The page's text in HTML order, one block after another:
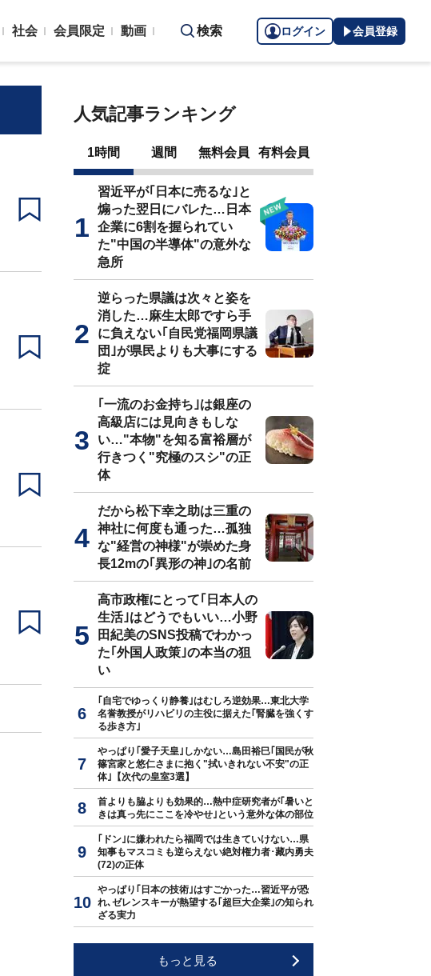
社会 会員限定 動画 検索 ログイン 会員登録
人気記事ランキング
1時間 週間 無料会員 有料会員
習近平が｢日本に売るな｣と
煽った翌日にバレた…日本
企業に6割を握られてい
た"中国の半導体"の意外な
急所
逆らった県議は次々と姿を
消した…麻生太郎ですら手
に負えない｢自民党福岡県議
団｣が県民よりも大事にする
掟
｢一流のお金持ち｣は銀座の
高級店には見向きもしな
い…"本物"を知る富裕層が
行きつく"究極のスシ"の正
体
だから松下幸之助は三重の
神社に何度も通った…孤独
な"経営の神様"が崇めた身
長12mの｢異形の神｣の名前
高市政権にとって｢日本人の
生活｣はどうでもいい…小野
田紀美のSNS投稿でわかっ
た｢外国人政策｣の本当の狙
い
｢自宅でゆっくり静養｣はむしろ逆効果…東北大学
名誉教授がリハビリの主役に据えた｢腎臓を強くす
る歩き方｣
やっぱり｢愛子天皇｣しかない…島田裕巳｢国民が秋
篠宮家と悠仁さまに抱く"拭いきれない不安"の正
体｣【次代の皇室3選】
首よりも脇よりも効果的…熱中症研究者が｢暑いと
きは真っ先にここを冷やせ｣という意外な体の部位
｢ドン｣に嫌われたら福岡では生きていけない…県
知事もマスコミも逆らえない絶対権力者･藏内勇夫
(72)の正体
やっぱり｢日本の技術｣はすごかった…習近平が恐
れ､ゼレンスキーが熱望する｢超巨大企業｣の知られ
ざる実力
もっと見る